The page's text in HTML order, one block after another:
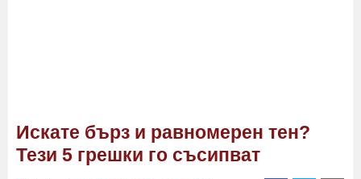
Искате бърз и равномерен тен?
Тези 5 грешки го съсипват